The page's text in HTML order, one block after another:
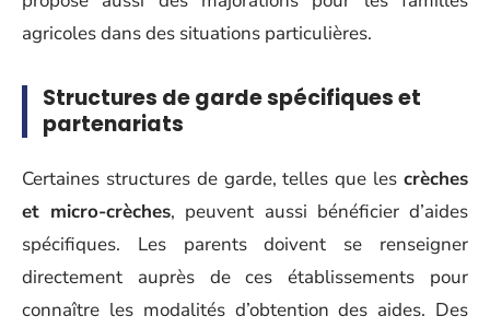
agricoles dans des situations particulières.
Structures de garde spécifiques et
partenariats
Certaines structures de garde, telles que les crèches
et micro-crèches, peuvent aussi bénéficier d’aides
spécifiques. Les parents doivent se renseigner
directement auprès de ces établissements pour
connaître les modalités d’obtention des aides. Des